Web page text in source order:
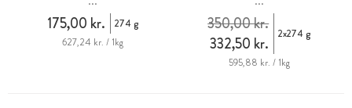
175,00 kr.
274 g
627,24 kr. / 1kg
332,50 kr.
350,00 kr. 2x274 g
595,88 kr. / 1kg